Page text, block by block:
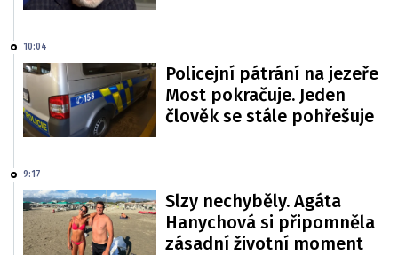
10:04
Policejní pátrání na jezeře
Most pokračuje. Jeden
člověk se stále pohřešuje
9:17
Slzy nechyběly. Agáta
Hanychová si připomněla
zásadní životní moment